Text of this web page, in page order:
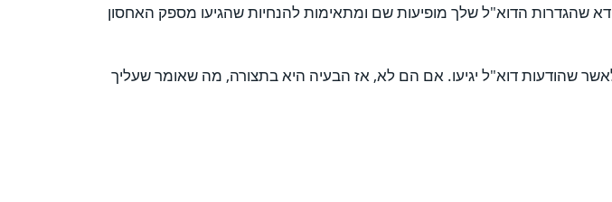
שהגדרות הדוא"ל שלך מופיעות שם ומתאימות להנחיות שהגיעו מספק האחסון
שהודעות דוא"ל יגיעו. אם הם לא, אז הבעיה היא בתצורה, מה שאומר שעליך